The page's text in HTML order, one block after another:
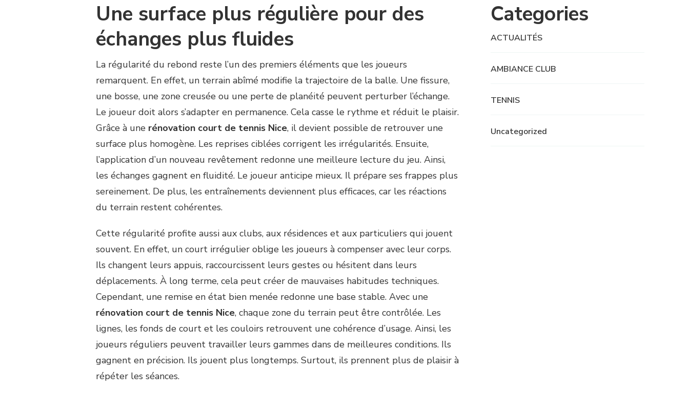
Une surface plus régulière pour des
échanges plus fluides
La régularité du rebond reste l’un des premiers éléments que les joueurs
remarquent. En effet, un terrain abîmé modifie la trajectoire de la balle. Une fissure,
une bosse, une zone creusée ou une perte de planéité peuvent perturber l’échange.
Le joueur doit alors s’adapter en permanence. Cela casse le rythme et réduit le plaisir.
Grâce à une rénovation court de tennis Nice, il devient possible de retrouver une
surface plus homogène. Les reprises ciblées corrigent les irrégularités. Ensuite,
l’application d’un nouveau revêtement redonne une meilleure lecture du jeu. Ainsi,
les échanges gagnent en fluidité. Le joueur anticipe mieux. Il prépare ses frappes plus
sereinement. De plus, les entraînements deviennent plus efficaces, car les réactions
du terrain restent cohérentes.
Cette régularité profite aussi aux clubs, aux résidences et aux particuliers qui jouent
souvent. En effet, un court irrégulier oblige les joueurs à compenser avec leur corps.
Ils changent leurs appuis, raccourcissent leurs gestes ou hésitent dans leurs
déplacements. À long terme, cela peut créer de mauvaises habitudes techniques.
Cependant, une remise en état bien menée redonne une base stable. Avec une
rénovation court de tennis Nice, chaque zone du terrain peut être contrôlée. Les
lignes, les fonds de court et les couloirs retrouvent une cohérence d’usage. Ainsi, les
joueurs réguliers peuvent travailler leurs gammes dans de meilleures conditions. Ils
gagnent en précision. Ils jouent plus longtemps. Surtout, ils prennent plus de plaisir à
répéter les séances.
Categories
ACTUALITÉS
AMBIANCE CLUB
TENNIS
Uncategorized